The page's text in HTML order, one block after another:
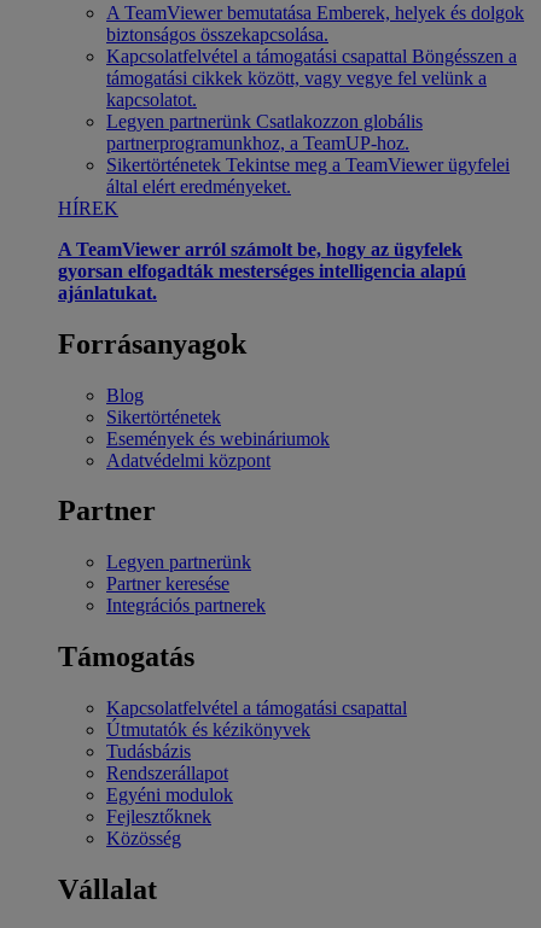
A TeamViewer bemutatása Emberek, helyek és dolgok
biztonságos összekapcsolása.
Kapcsolatfelvétel a támogatási csapattal Böngésszen a
támogatási cikkek között, vagy vegye fel velünk a
kapcsolatot.
Legyen partnerünk Csatlakozzon globális
partnerprogramunkhoz, a TeamUP-hoz.
Sikertörténetek Tekintse meg a TeamViewer ügyfelei
által elért eredményeket.
HÍREK
A TeamViewer arról számolt be, hogy az ügyfelek
gyorsan elfogadták mesterséges intelligencia alapú
ajánlatukat.
Forrásanyagok
Blog
Sikertörténetek
Események és webináriumok
Adatvédelmi központ
Partner
Legyen partnerünk
Partner keresése
Integrációs partnerek
Támogatás
Kapcsolatfelvétel a támogatási csapattal
Útmutatók és kézikönyvek
Tudásbázis
Rendszerállapot
Egyéni modulok
Fejlesztőknek
Közösség
Vállalat